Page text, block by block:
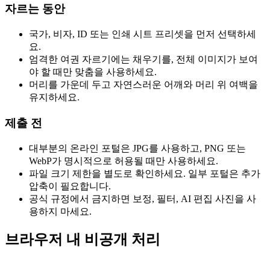
자르는 동안
국가, 비자, ID 또는 인쇄 시트 프리셋을 먼저 선택하세
요.
엄격한 여권 자르기에는 채우기를, 전체 이미지가 보여
야 할 때만 맞춤을 사용하세요.
머리를 가운데 두고 자연스러운 어깨와 머리 위 여백을
유지하세요.
제출 전
대부분의 온라인 포털은 JPG를 사용하고, PNG 또는
WebP가 명시적으로 허용될 때만 사용하세요.
파일 크기 제한을 별도로 확인하세요. 일부 포털은 추가
압축이 필요합니다.
공식 규정에서 금지하면 보정, 필터, AI 편집 사진을 사
용하지 마세요.
브라우저 내 비공개 처리